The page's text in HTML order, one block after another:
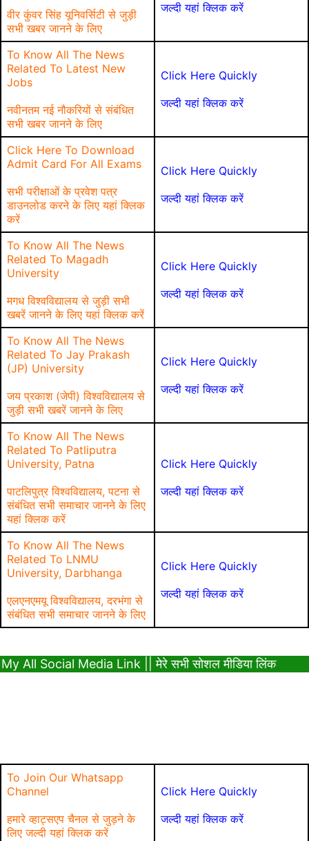
वीर कुंवर सिंह यूनिवर्सिटी से जुड़ी
सभी खबर जानने के लिए
जल्दी यहां क्लिक करें
To Know All The News
Related To Latest New
Jobs
नवीनतम नई नौकरियों से संबंधित
सभी खबर जानने के लिए
Click Here Quickly
जल्दी यहां क्लिक करें
Click Here To Download
Admit Card For All Exams
सभी परीक्षाओं के प्रवेश पत्र
डाउनलोड करने के लिए यहां क्लिक
करें
Click Here Quickly
जल्दी यहां क्लिक करें
To Know All The News
Related To Magadh
University
मगध विश्वविद्यालय से जुड़ी सभी
खबरें जानने के लिए यहां क्लिक करें
Click Here Quickly
जल्दी यहां क्लिक करें
To Know All The News
Related To Jay Prakash
(JP) University
जय प्रकाश (जेपी) विश्वविद्यालय से
जुड़ी सभी खबरें जानने के लिए
Click Here Quickly
जल्दी यहां क्लिक करें
To Know All The News
Related To Patliputra
University, Patna
पाटलिपुत्र विश्वविद्यालय, पटना से
संबंधित सभी समाचार जानने के लिए
यहां क्लिक करें
Click Here Quickly
जल्दी यहां क्लिक करें
To Know All The News
Related To LNMU
University, Darbhanga
एलएनएमयू विश्वविद्यालय, दरभंगा से
संबंधित सभी समाचार जानने के लिए
Click Here Quickly
जल्दी यहां क्लिक करें
My All Social Media Link || मेरे सभी सोशल मीडिया लिंक
To Join Our Whatsapp
Channel
हमारे व्हाट्सएप चैनल से जुड़ने के
लिए जल्दी यहां क्लिक करें
Click Here Quickly
जल्दी यहां क्लिक करें